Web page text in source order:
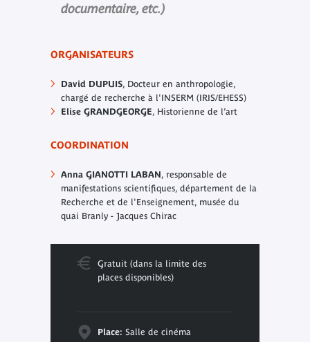
documentaire, etc.)
ORGANISATEURS
David DUPUIS, Docteur en anthropologie,
chargé de recherche à l'INSERM (IRIS/EHESS)
Elise GRANDGEORGE, Historienne de l’art
COORDINATION
Anna GIANOTTI LABAN, responsable de
manifestations scientifiques, département de la
Recherche et de l'Enseignement, musée du
quai Branly - Jacques Chirac
Gratuit (dans la limite des
places disponibles)
Place: Salle de cinéma